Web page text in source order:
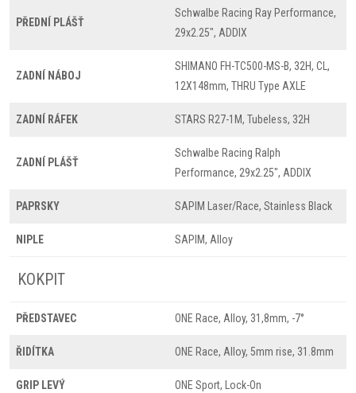
PŘEDNÍ PLÁŠŤ
Schwalbe Racing Ray Performance,
29x2.25", ADDIX
ZADNÍ NÁBOJ
SHIMANO FH-TC500-MS-B, 32H, CL,
12X148mm, THRU Type AXLE
ZADNÍ RÁFEK STARS R27-1M, Tubeless, 32H
ZADNÍ PLÁŠŤ
Schwalbe Racing Ralph
Performance, 29x2.25", ADDIX
PAPRSKY SAPIM Laser/Race, Stainless Black
NIPLE SAPIM, Alloy
KOKPIT
PŘEDSTAVEC ONE Race, Alloy, 31,8mm, -7°
ŘIDÍTKA ONE Race, Alloy, 5mm rise, 31.8mm
GRIP LEVÝ ONE Sport, Lock-On